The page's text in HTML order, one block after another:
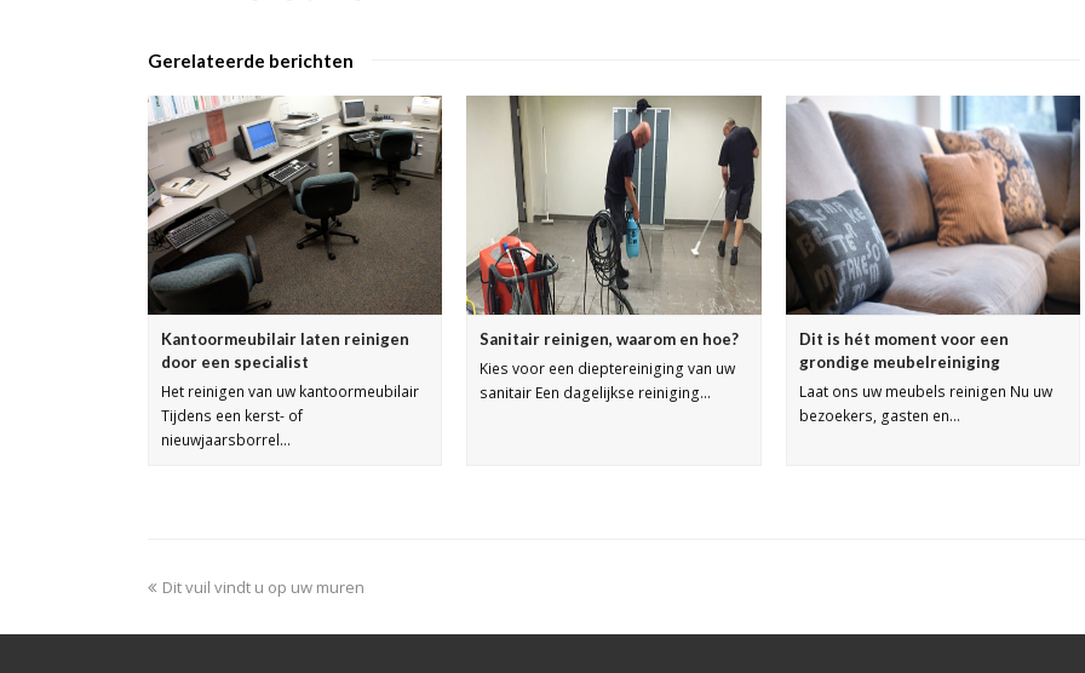
Gerelateerde berichten
Kantoormeubilair laten reinigen
door een specialist
Het reinigen van uw kantoormeubilair
Tijdens een kerst- of
nieuwjaarsborrel…
Sanitair reinigen, waarom en hoe?
Kies voor een dieptereiniging van uw
sanitair Een dagelijkse reiniging…
Dit is hét moment voor een
grondige meubelreiniging
Laat ons uw meubels reinigen Nu uw
bezoekers, gasten en…
Dit vuil vindt u op uw muren